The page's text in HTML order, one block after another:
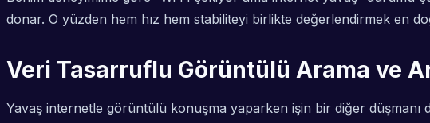
donar. O yüzden hem hız hem stabiliteyi birlikte değerlendirmek en
Veri Tasarruflu Görüntülü Arama ve
Yavaş internetle görüntülü konuşma yaparken işin bir diğer düşmanı